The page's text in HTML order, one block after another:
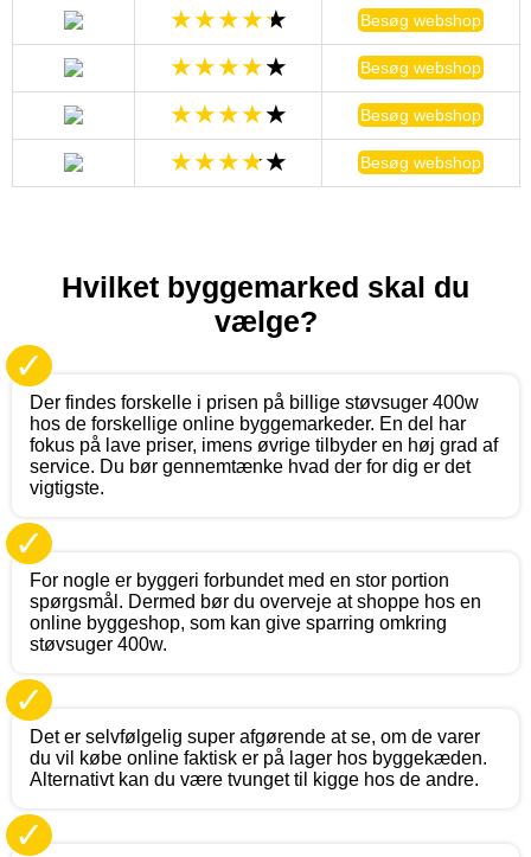
Besøg webshop
Besøg webshop
Besøg webshop
Besøg webshop
Hvilket byggemarked skal du
vælge?
✓
Der findes forskelle i prisen på billige støvsuger 400w
hos de forskellige online byggemarkeder. En del har
fokus på lave priser, imens øvrige tilbyder en høj grad af
service. Du bør gennemtænke hvad der for dig er det
vigtigste.
✓
For nogle er byggeri forbundet med en stor portion
spørgsmål. Dermed bør du overveje at shoppe hos en
online byggeshop, som kan give sparring omkring
støvsuger 400w.
✓
Det er selvfølgelig super afgørende at se, om de varer
du vil købe online faktisk er på lager hos byggekæden.
Alternativt kan du være tvunget til kigge hos de andre.
✓